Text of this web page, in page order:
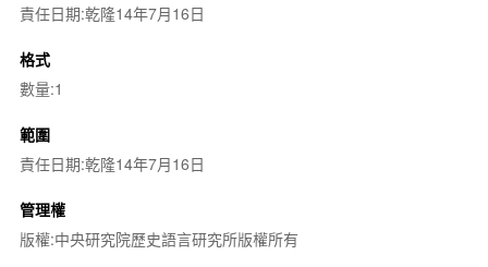
責任日期:乾隆14年7月16日
格式
數量:1
範圍
責任日期:乾隆14年7月16日
管理權
版權:中央研究院歷史語言研究所版權所有